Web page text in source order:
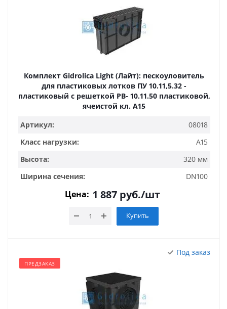
Комплект Gidrolica Light (Лайт): пескоуловитель
для пластиковых лотков ПУ 10.11,5.32 -
пластиковый с решеткой РВ- 10.11.50 пластиковой,
ячеистой кл. A15
Артикул:
08018
Класс нагрузки:
A15
Высота:
320 мм
Ширина сечения:
DN100
Цена: 1 887руб./шт
Купить
Под заказ
ПРЕДЗАКАЗ